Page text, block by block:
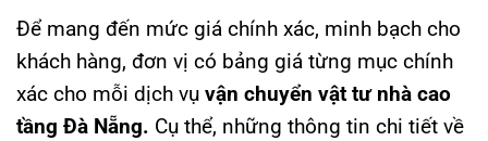
Để mang đến mức giá chính xác, minh bạch cho
khách hàng, đơn vị có bảng giá từng mục chính
xác cho mỗi dịch vụ vận chuyển vật tư nhà cao
tầng Đà Nẵng. Cụ thể, những thông tin chi tiết về